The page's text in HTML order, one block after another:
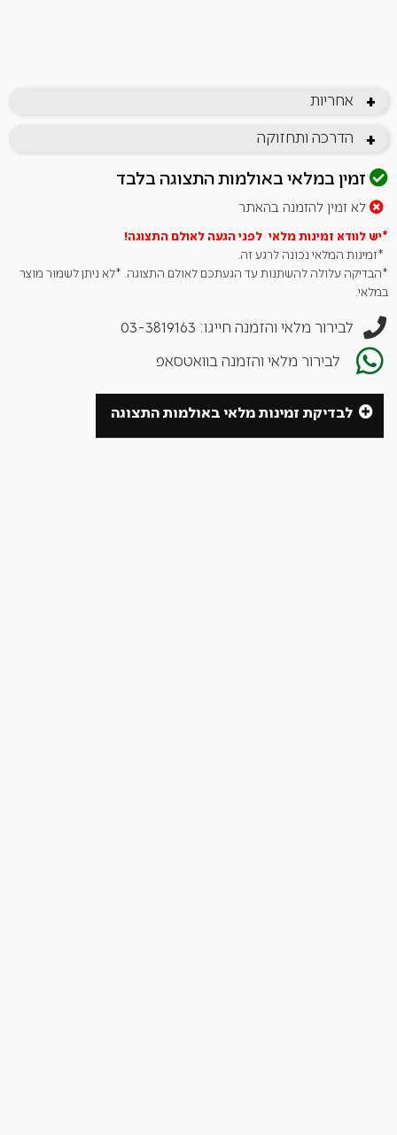
+ אחריות
+ הדרכה ותחזוקה
זמין במלאי באולמות התצוגה בלבד
לא זמין להזמנה בהאתר
*יש לוודא זמינות מלאי לפני הגעה לאולם התצוגה!
*זמינות המלאי נכונה לרגע זה.
*הבדיקה עלולה להשתנות עד הגעתכם לאולם התצוגה. *לא ניתן לשמור מוצר
במלאי.
לבירור מלאי והזמנה חייגו: 03-3819163
לבירור מלאי והזמנה בוואטסאפ
לבדיקת זמינות מלאי באולמות התצוגה